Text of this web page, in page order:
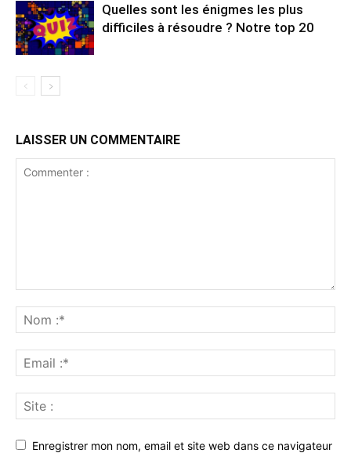
Quelles sont les énigmes les plus
difficiles à résoudre ? Notre top 20
LAISSER UN COMMENTAIRE
Enregistrer mon nom, email et site web dans ce navigateur